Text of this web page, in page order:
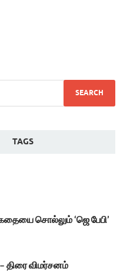
TAGS
சொல்லும் ‘ஜெ பேபி’
திரை விமர்சனம்